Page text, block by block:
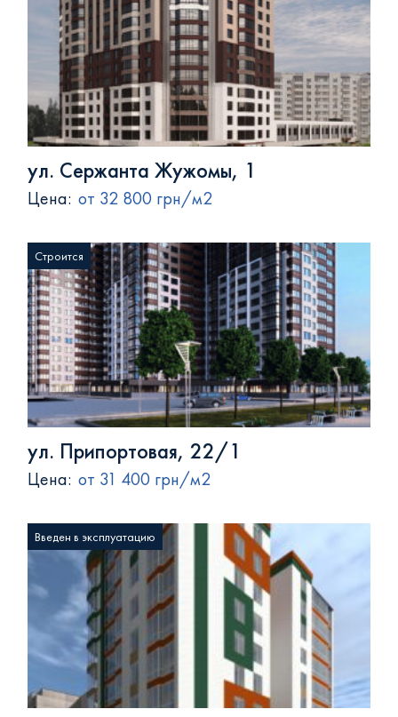
ул. Сержанта Жужомы, 1
Цена: от 32 800 грн/м2
Строится
ул. Припортовая, 22/1
Цена: от 31 400 грн/м2
Введен в эксплуатацию